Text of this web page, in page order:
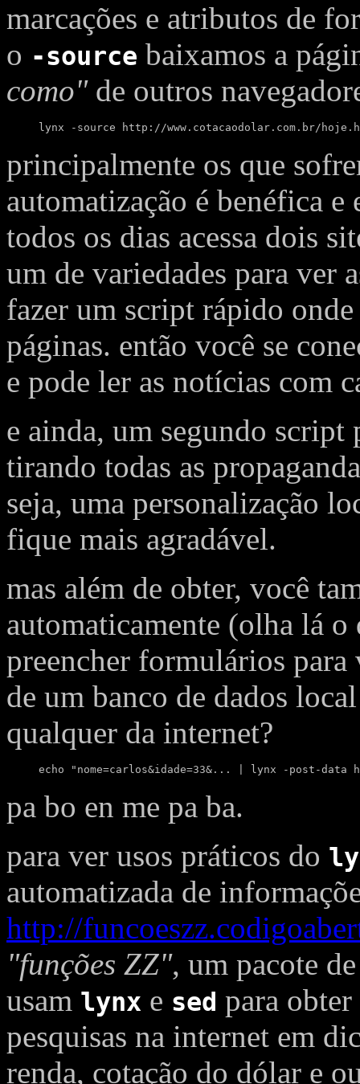
marcações e atributos de
o -source baixamos a
como"de outros
lynx -source http://www.cotacaodolar.com.br/
principalmente os que
automatização é benéfica
todos os dias acessa dois
um de variedades para ver
fazer um script rápido
páginas. então você se
e pode ler as notícias com
e ainda, um segundo script
tirando todas as
seja, uma personalização
fique mais agradável.
mas além de obter, você
automaticamente (olha lá
preencher formulários para
de um banco de dados
qualquer da internet?
echo "nome=carlos&idade=33&... | lynx -post-
pa bo en me pa ba.
para ver usos práticos do
automatizada de
http://
"funções ZZ", um pacote
usam lynx e sed para
pesquisas na internet em
renda, cotação do dólar e